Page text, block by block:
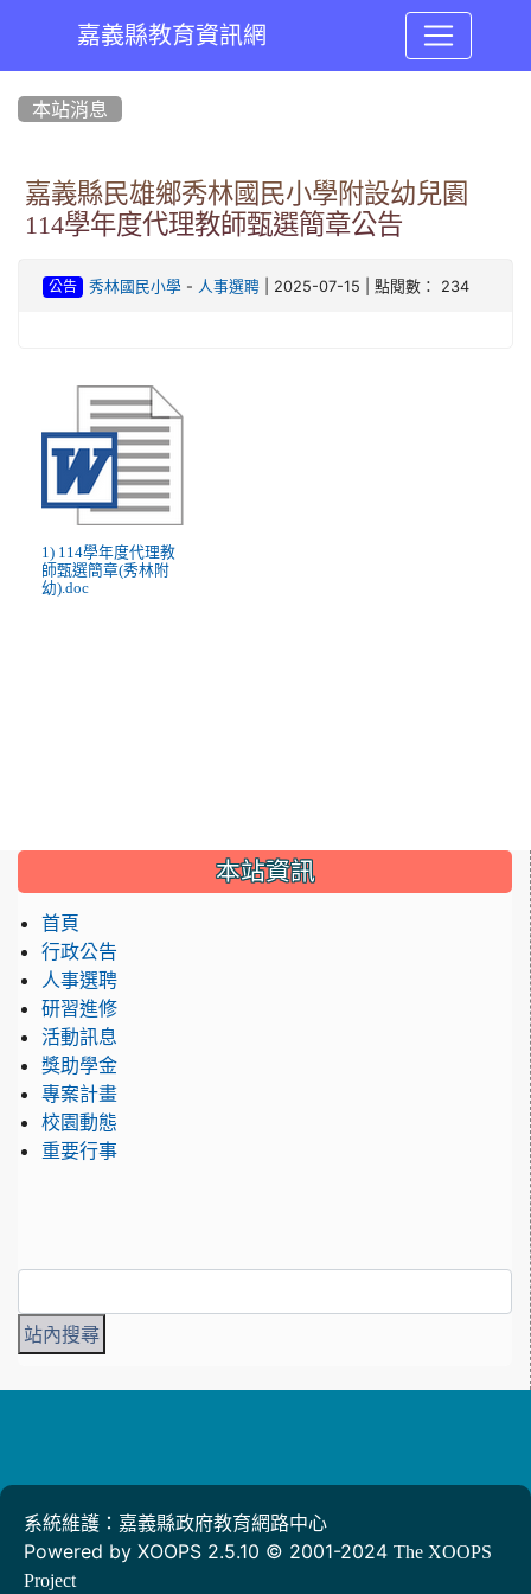
嘉義縣教育資訊網
本站消息
嘉義縣民雄鄉秀林國民小學附設幼兒園
114學年度代理教師甄選簡章公告
公告 秀林國民小學- 人事選聘| 2025-07-15 | 點閱數： 234
1) 114學年度代理教
師甄選簡章(秀林附
幼).doc
::: 本站資訊
首頁
行政公告
人事選聘
研習進修
活動訊息
獎助學金
專案計畫
校園動態
重要行事
系統維護：嘉義縣政府教育網路中心
Powered by XOOPS 2.5.10 © 2001-2024 The XOOPS
Project